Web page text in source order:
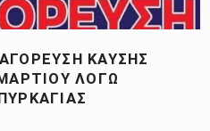
ΚΑΎΣΗΣ
ΛΌΓΩ